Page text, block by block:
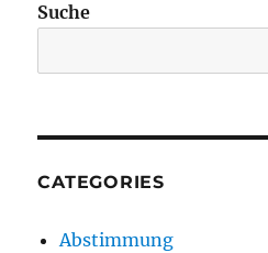
Suche
CATEGORIES
Abstimmung